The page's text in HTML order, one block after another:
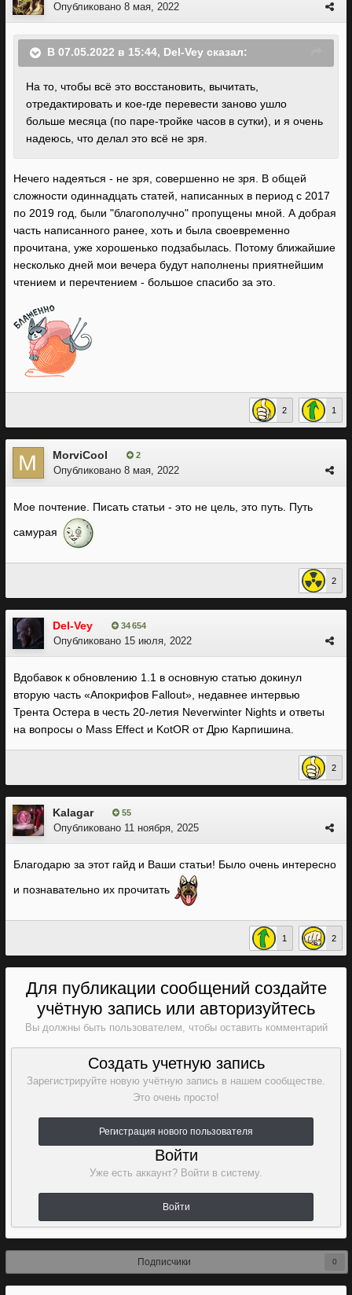
Опубликовано 8 мая, 2022
В 07.05.2022 в 15:44, Del-Vey сказал:
На то, чтобы всё это восстановить, вычитать,
отредактировать и кое-где перевести заново ушло
больше месяца (по паре-тройке часов в сутки), и я очень
надеюсь, что делал это всё не зря.
Нечего надеяться - не зря, совершенно не зря. В общей
сложности одиннадцать статей, написанных в период с 2017
по 2019 год, были "благополучно" пропущены мной. А добрая
часть написанного ранее, хоть и была своевременно
прочитана, уже хорошенько подзабылась. Потому ближайшие
несколько дней мои вечера будут наполнены приятнейшим
чтением и перечтением - большое спасибо за это.
2 1
MorviCool 2
Опубликовано 8 мая, 2022
Мое почтение. Писать статьи - это не цель, это путь. Путь
самурая
2
Del-Vey 34 654
Опубликовано 15 июля, 2022
Вдобавок к обновлению 1.1 в основную статью докинул
вторую часть «Апокрифов Fallout», недавнее интервью
Трента Остера в честь 20-летия Neverwinter Nights и ответы
на вопросы о Mass Effect и KotOR от Дрю Карпишина.
2
Kalagar 55
Опубликовано 11 ноября, 2025
Благодарю за этот гайд и Ваши статьи! Было очень интересно
и познавательно их прочитать
1 2
Для публикации сообщений создайте
учётную запись или авторизуйтесь
Вы должны быть пользователем, чтобы оставить комментарий
Создать учетную запись
Зарегистрируйте новую учётную запись в нашем сообществе.
Это очень просто!
Регистрация нового пользователя
Войти
Уже есть аккаунт? Войти в систему.
Войти
Подписчики 0